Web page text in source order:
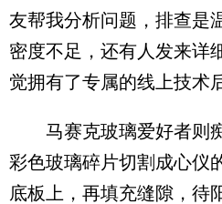
友帮我分析问题，排查是
密度不足，还有人发来详
觉拥有了专属的线上技术
马赛克玻璃爱好者则痴
彩色玻璃碎片切割成心仪
底板上，再填充缝隙，待